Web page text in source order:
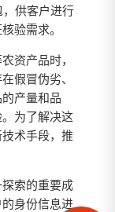
供客户进行
验需求。
资产品时，
假冒伪劣、
产量和品
为了解决这
术手段，推
索的重要成
身份信息进